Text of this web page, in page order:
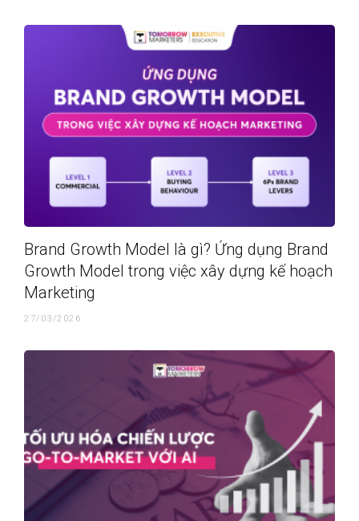
Brand Growth Model là gì? Ứng dụng Brand
Growth Model trong việc xây dựng kế hoạch
Marketing
27/03/2026